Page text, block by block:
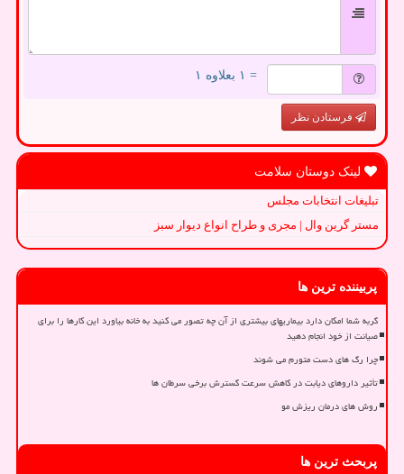
= ۱ بعلاوه ۱
فرستادن نظر
لینک دوستان سلامت
تبلیغات انتخابات مجلس
مستر گرین وال | مجری و طراح انواع دیوار سبز
پربیننده ترین ها
گربه شما امکان دارد بیماریهای بیشتری از آن چه تصور می کنید به خانه بیاورد این کارها را برای
صیانت از خود انجام دهید
چرا رگ های دست متورم می شوند
تأثیر داروهای دیابت در کاهش سرعت گسترش برخی سرطان ها
روش های درمان ریزش مو
پربحث ترین ها